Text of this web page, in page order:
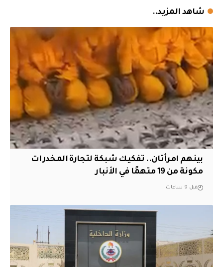
شاهد المزيد..
بينهم امرأتان.. تفكيك شبكة لتجارة المخدرات
مكونة من 19 متهمًا في الأنبار
قبل 9 ساعات